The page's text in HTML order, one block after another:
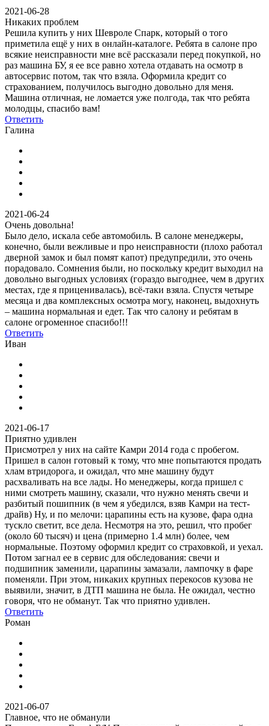
2021-06-28
Никаких проблем
Решила купить у них Шевроле Спарк, который о того
приметила ещё у них в онлайн-каталоге. Ребята в салоне про
всякие неисправности мне всё рассказали перед покупкой, но
раз машина БУ, я ее все равно хотела отдавать на осмотр в
автосервис потом, так что взяла. Оформила кредит со
страхованием, получилось выгодно довольно для меня.
Машина отличная, не ломается уже полгода, так что ребята
молодцы, спасибо вам!
Ответить
Галина
2021-06-24
Очень довольна!
Было дело, искала себе автомобиль. В салоне менеджеры,
конечно, были вежливые и про неисправности (плохо работал
дверной замок и был помят капот) предупредили, это очень
порадовало. Сомнения были, но поскольку кредит выходил на
довольно выгодных условиях (гораздо выгоднее, чем в других
местах, где я приценивалась), всё-таки взяла. Спустя четыре
месяца и два комплексных осмотра могу, наконец, выдохнуть
– машина нормальная и едет. Так что салону и ребятам в
салоне огроменное спасибо!!!
Ответить
Иван
2021-06-17
Приятно удивлен
Присмотрел у них на сайте Камри 2014 года с пробегом.
Пришел в салон готовый к тому, что мне попытаются продать
хлам втридорога, и ожидал, что мне машину будут
расхваливать на все лады. Но менеджеры, когда пришел с
ними смотреть машину, сказали, что нужно менять свечи и
разбитый пошипник (в чем я убедился, взяв Камри на тест-
драйв) Ну, и по мелочи: царапины есть на кузове, фара одна
тускло светит, все дела. Несмотря на это, решил, что пробег
(около 60 тысяч) и цена (примерно 1.4 млн) более, чем
нормальные. Поэтому оформил кредит со страховкой, и уехал.
Потом загнал ее в сервис для обследования: свечи и
подшипник заменили, царапины замазали, лампочку в фаре
поменяли. При этом, никаких крупных перекосов кузова не
выявили, значит, в ДТП машина не была. Не ожидал, честно
говоря, что не обманут. Так что приятно удивлен.
Ответить
Роман
2021-06-07
Главное, что не обманули